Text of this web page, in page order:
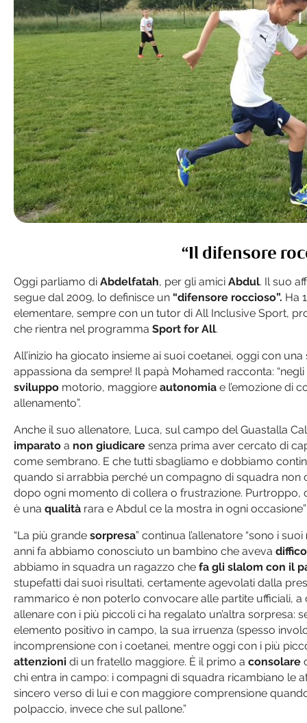
“Il difensore
Oggi parliamo di Abdelfatah, per gli amici Abdul. Il suo
segue dal 2009, lo definisce un “difensore roccioso”. Ha
elementare, sempre con un tutor di All Inclusive Sport,
che rientra nel programma Sport for All.
All’inizio ha giocato insieme ai suoi coetanei, oggi con
appassiona da sempre! Il papà Mohamed racconta:
sviluppo motorio, maggiore autonomia e l’emozione di
allenamento”.
Anche il suo allenatore, Luca, sul campo del Guastalla
imparato a non giudicare senza prima aver cercato di
come sembrano. E che tutti sbagliamo e dobbiamo
quando si arrabbia perché un compagno di squadra non
dopo ogni momento di collera o frustrazione. Purtroppo,
è una qualità rara e Abdul ce la mostra in ogni occasione”
“La più grande sorpresa” continua l’allenatore “sono i suoi
anni fa abbiamo conosciuto un bambino che aveva
abbiamo in squadra un ragazzo che fa gli slalom con il
stupefatti dai suoi risultati, certamente agevolati dalla
rammarico è non poterlo convocare alle partite ufficiali, a
allenare con i più piccoli ci ha regalato un’altra sorpresa:
elemento positivo in campo, la sua irruenza (spesso
incomprensione con i coetanei, mentre oggi con i più
attenzioni di un fratello maggiore. È il primo a consolare
chi entra in campo: i compagni di squadra ricambiano le
sincero verso di lui e con maggiore comprensione
polpaccio, invece che sul pallone.”